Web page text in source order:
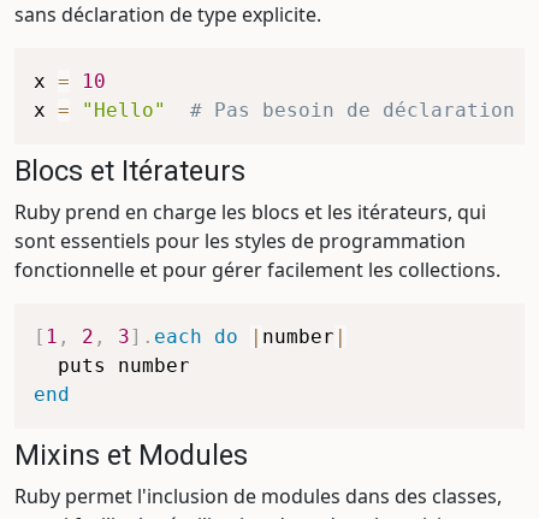
sans déclaration de type explicite.
x =
10
x = "Hello" # Pas besoin de déclaration
Blocs et Itérateurs
Ruby prend en charge les blocs et les itérateurs, qui
sont essentiels pour les styles de programmation
fonctionnelle et pour gérer facilement les collections.
[ 1 , 2 , 3] . each do | number |
end
Mixins et Modules
Ruby permet l'inclusion de modules dans des classes,